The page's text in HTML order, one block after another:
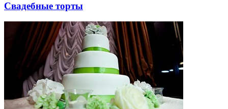
Свадебные торты